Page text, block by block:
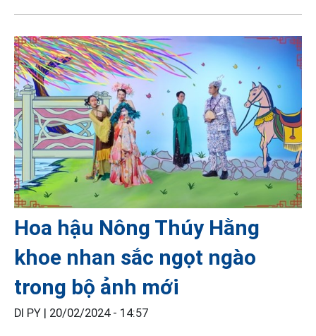
Hoa hậu Nông Thúy Hằng
khoe nhan sắc ngọt ngào
trong bộ ảnh mới
DI PY | 20/02/2024 - 14:57